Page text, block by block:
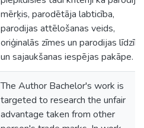
mērķis, parodētāja labticība,
parodijas attēlošanas veids,
oriģinalās zīmes un parodijas līdzība
un sajaukšanas iespējas pakāpe.
The Author Bachelor's work is
targeted to research the unfair
advantage taken from other